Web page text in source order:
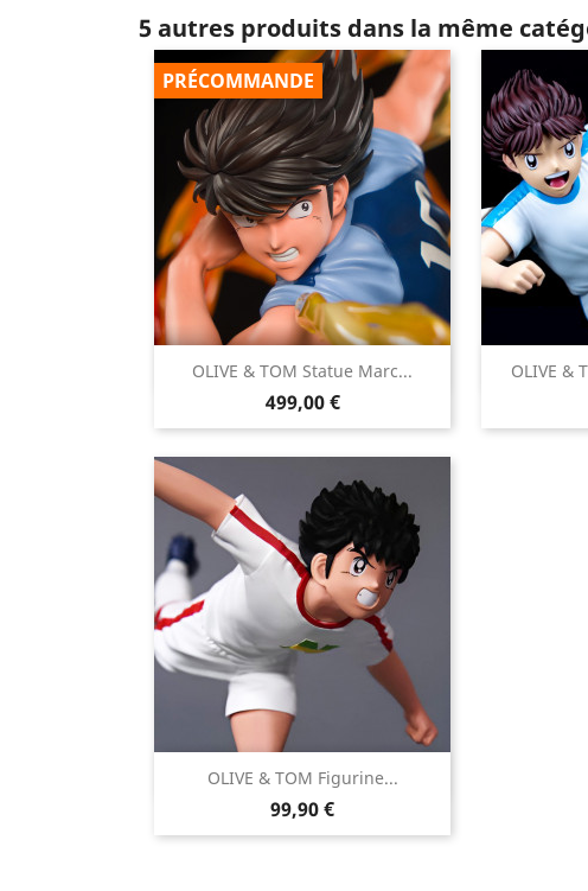
5 autres produits dans la même
OLIVE & TOM Statue Marc...
Prix
499,00 €
PRÉCOMMANDE
Aperçu rapide OLIVE &

OLIVE & TOM Figurine...
Prix
99,90 €
 Aperçu rapide